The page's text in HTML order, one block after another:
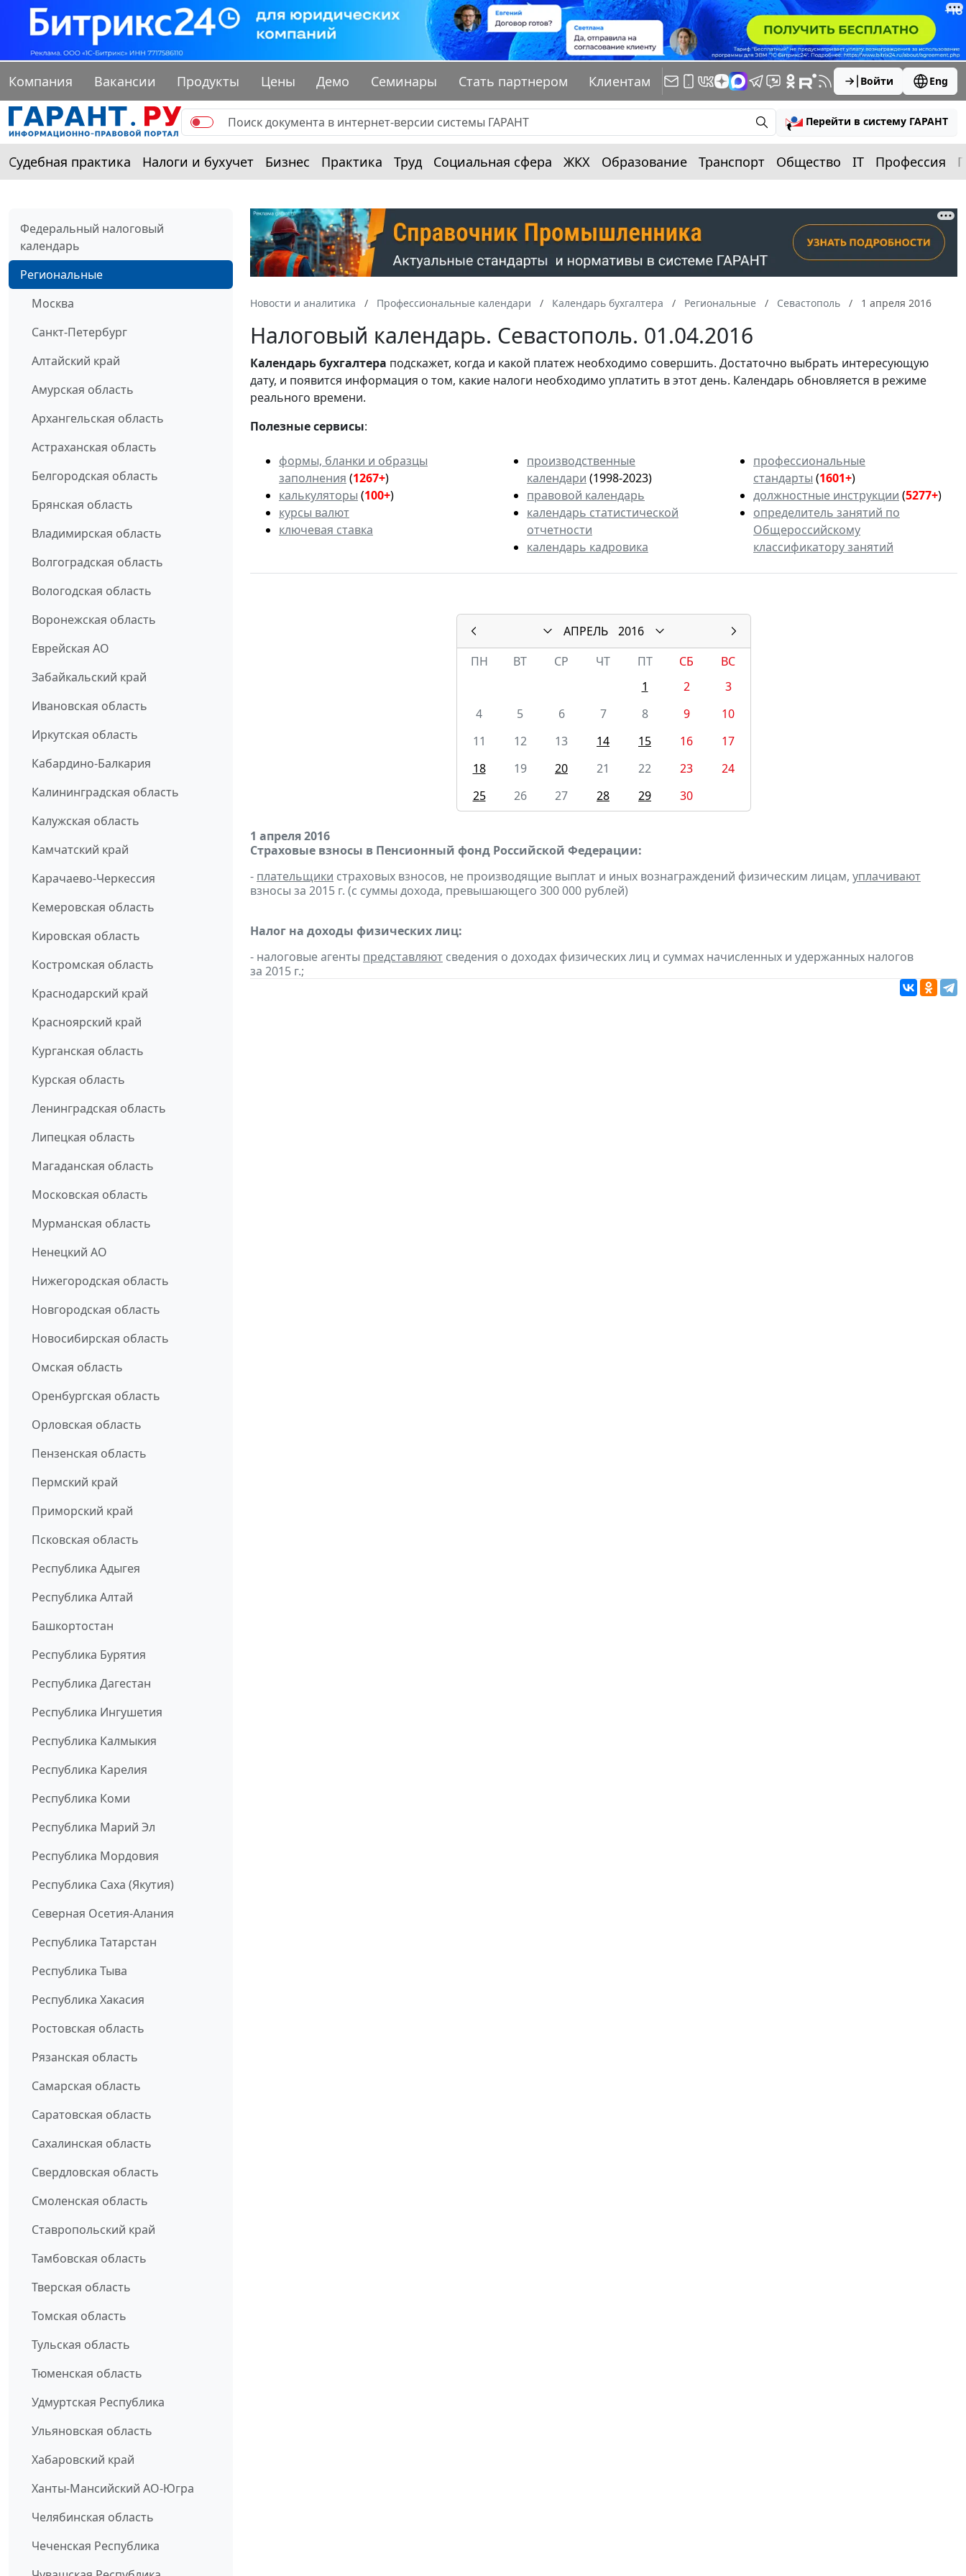
Компания Вакансии Продукты Цены Демо Семинары Стать партнером Клиентам Войти Eng
Перейти в систему ГАРАНТ
Судебная практика Налоги и бухучет Бизнес Практика Труд Социальная сфера ЖКХ Образование Транспорт Общество IT Профессия
Федеральный налоговый
календарь
Региональные
Москва
Санкт-Петербург
Алтайский край
Амурская область
Архангельская область
Астраханская область
Белгородская область
Брянская область
Владимирская область
Волгоградская область
Вологодская область
Воронежская область
Еврейская АО
Забайкальский край
Ивановская область
Иркутская область
Кабардино-Балкария
Калининградская область
Калужская область
Камчатский край
Карачаево-Черкессия
Кемеровская область
Кировская область
Костромская область
Краснодарский край
Красноярский край
Курганская область
Курская область
Ленинградская область
Липецкая область
Магаданская область
Московская область
Мурманская область
Ненецкий АО
Нижегородская область
Новгородская область
Новосибирская область
Омская область
Оренбургская область
Орловская область
Пензенская область
Пермский край
Приморский край
Псковская область
Республика Адыгея
Республика Алтай
Башкортостан
Республика Бурятия
Республика Дагестан
Республика Ингушетия
Республика Калмыкия
Республика Карелия
Республика Коми
Республика Марий Эл
Республика Мордовия
Республика Саха (Якутия)
Северная Осетия-Алания
Республика Татарстан
Республика Тыва
Республика Хакасия
Ростовская область
Рязанская область
Самарская область
Саратовская область
Сахалинская область
Свердловская область
Смоленская область
Ставропольский край
Тамбовская область
Тверская область
Томская область
Тульская область
Тюменская область
Удмуртская Республика
Ульяновская область
Хабаровский край
Ханты-Мансийский АО-Югра
Челябинская область
Чеченская Республика
Новости и аналитика Профессиональные календари Календарь бухгалтера Региональные Севастополь 1 апреля 2016
Налоговый календарь. Севастополь. 01.04.2016
Календарьбухгалтера подскажет, когда и какой платеж необходимо совершить. Достаточно выбрать интересующую
дату, и появится информация о том, какие налоги необходимо уплатить в этот день. Календарь обновляется в режиме
реального времени.
Полезные сервисы:
формы, бланки и образцы
заполнения (1267+)
калькуляторы (100+)
курсы валют
ключевая ставка
производственные
календари (1998-2023)
правовой календарь
календарь статистической
отчетности
календарь кадровика
профессиональные
стандарты (1601+)
должностные инструкции (5277+)
определитель занятий по
Общероссийскому
классификатору занятий
АПРЕЛЬ
2016
ПН
ВТ СР ЧТ ПТ СБ
ВС
1
2
3
4
5 6 7 8 9
10
11
12 13 14 15 16
17
18
19 20 21 22 23
24
25
26 27 28 29 30
1 апреля 2016
Страховые взносы в Пенсионный фонд Российской Федерации:
- плательщики страховых взносов, не производящие выплат и иных вознаграждений физическим лицам, уплачивают
взносы за 2015 г. (с суммы дохода, превышающего 300 000 рублей)
Налог на доходы физических лиц:
- налоговые агенты представляют сведения о доходах физических лиц и суммах начисленных и удержанных налогов
за 2015 г.;